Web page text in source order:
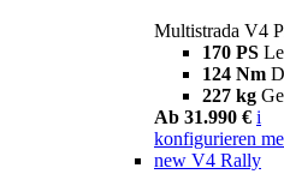
Multistrada V4
170 PS
124 Nm
227 kg
Ab 31.990 € i
konfigurieren
new V4 Rally